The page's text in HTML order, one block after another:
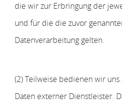
die wir zur Erbringung der
und für die die zuvor
Datenverarbeitung gelten.
(2) Teilweise bedienen wir
Daten externer Dienstleister.